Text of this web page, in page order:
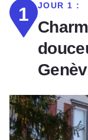
1 JOUR 1 :